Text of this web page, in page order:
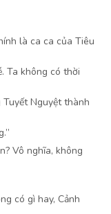
là ca ca của Tiêu
Ta không có thời
Nguyệt thành
Vô nghĩa, không
có gì hay, Cảnh